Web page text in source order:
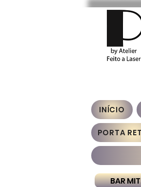
INÍCIO
PORTA
BAR